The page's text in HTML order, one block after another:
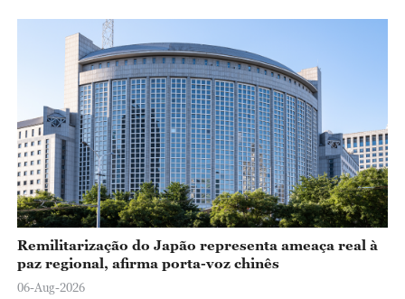
Remilitarização do Japão representa ameaça real à
paz regional, afirma porta-voz chinês
06-Aug-2026